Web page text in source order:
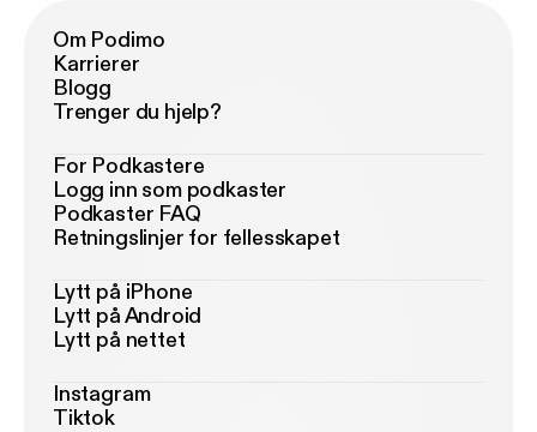
Om Podimo
Karrierer
Blogg
Trenger du hjelp?
For Podkastere
Logg inn som podkaster
Podkaster FAQ
Retningslinjer for fellesskapet
Lytt på iPhone
Lytt på Android
Lytt på nettet
Instagram
Tiktok